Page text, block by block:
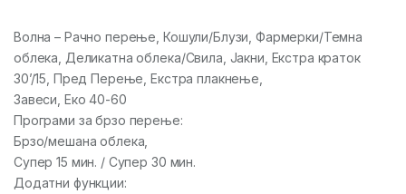
Волна – Рачно перење, Кошули/Блузи, Фармерки/Темна
облека, Деликатна облека/Свила, Јакни, Екстра краток
30’/15, Пред Перење, Екстра плакнење,
Завеси, Еко 40-60
Програми за брзо перење:
Брзо/мешана облека,
Супер 15 мин. / Супер 30 мин.
Додатни функции: